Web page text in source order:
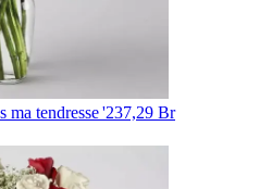
ma tendresse '237,29 Br